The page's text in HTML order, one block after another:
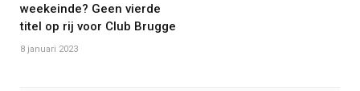
weekeinde? Geen vierde
titel op rij voor Club Brugge
8 januari 2023